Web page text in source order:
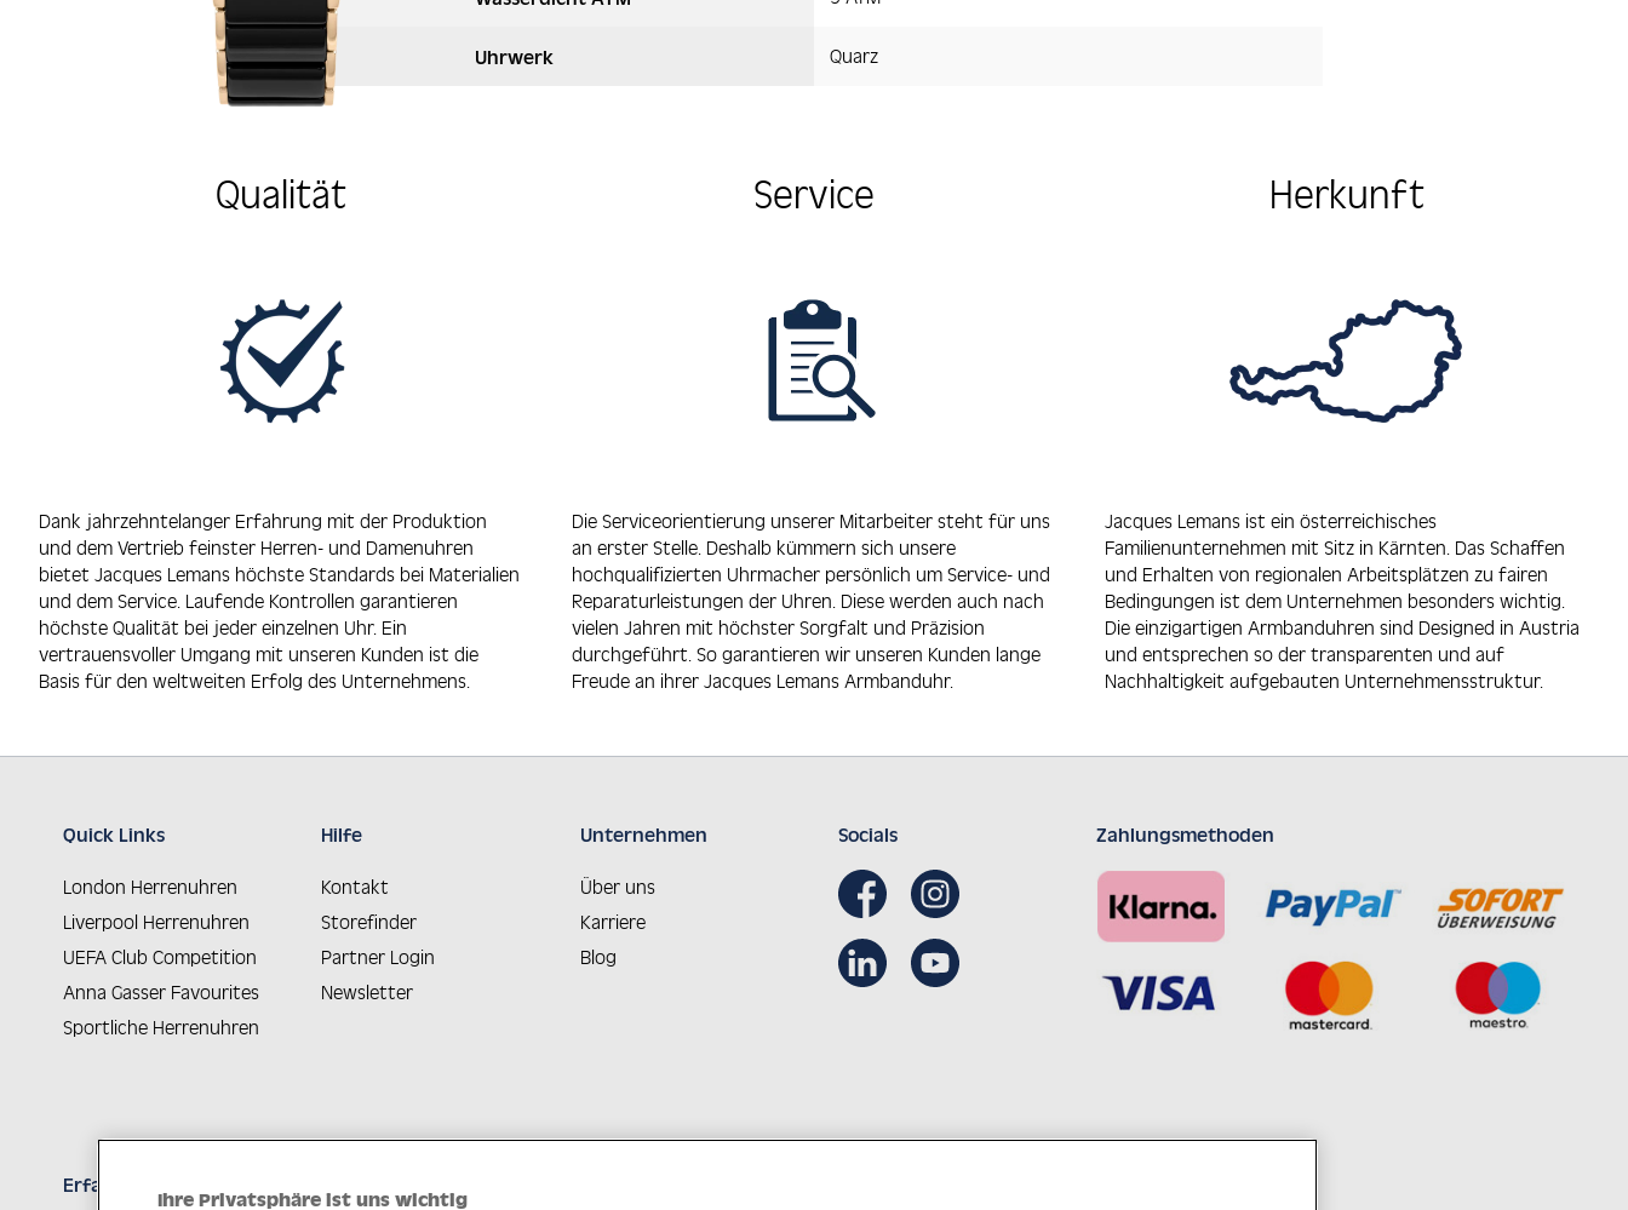
Uhrwerk Quarz
Qualität
Dank jahrzehntelanger Erfahrung mit der Produktion
und dem Vertrieb feinster Herren- und Damenuhren
bietet Jacques Lemans höchste Standards bei Materialien
und dem Service. Laufende Kontrollen garantieren
höchste Qualität bei jeder einzelnen Uhr. Ein
vertrauensvoller Umgang mit unseren Kunden ist die
Basis für den weltweiten Erfolg des Unternehmens.
Service
Die Serviceorientierung unserer Mitarbeiter steht für uns
an erster Stelle. Deshalb kümmern sich unsere
hochqualifizierten Uhrmacher persönlich um Service- und
Reparaturleistungen der Uhren. Diese werden auch nach
vielen Jahren mit höchster Sorgfalt und Präzision
durchgeführt. So garantieren wir unseren Kunden lange
Freude an ihrer Jacques Lemans Armbanduhr.
Herkunft
Jacques Lemans ist ein österreichisches
Familienunternehmen mit Sitz in Kärnten. Das Schaffen
und Erhalten von regionalen Arbeitsplätzen zu fairen
Bedingungen ist dem Unternehmen besonders wichtig.
Die einzigartigen Armbanduhren sind Designed in Austria
und entsprechen so der transparenten und auf
Nachhaltigkeit aufgebauten Unternehmensstruktur.
Quick Links
London Herrenuhren
Liverpool Herrenuhren
UEFA Club Competition
Anna Gasser Favourites
Sportliche Herrenuhren
Hilfe
Kontakt
Storefinder
Partner Login
Newsletter
Unternehmen
Über uns
Karriere
Blog
Socials Zahlungsmethoden
Erfahren Sie Neuheiten als Erstes
Ihre Privatsphäre ist uns wichtig